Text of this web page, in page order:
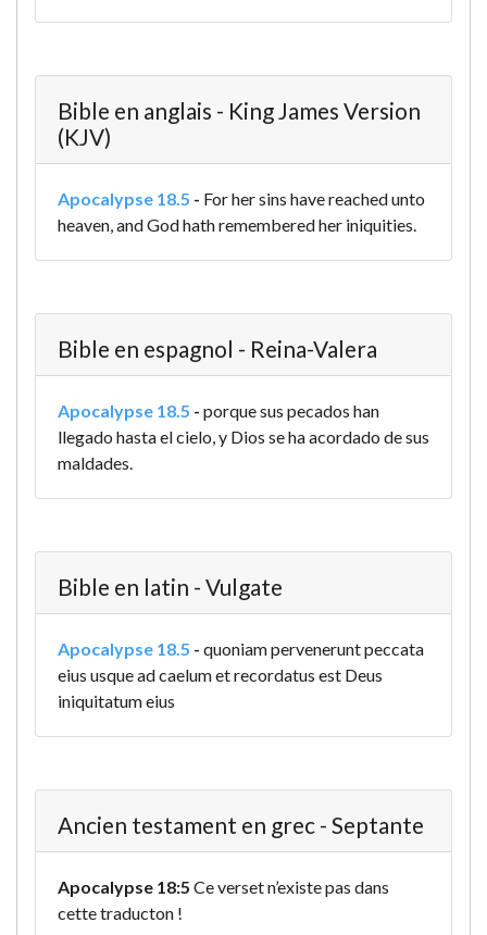
Bible en anglais - King James Version
(KJV)
Apocalypse 18.5 - For her sins have reached unto
heaven, and God hath remembered her iniquities.
Bible en espagnol - Reina-Valera
Apocalypse 18.5 - porque sus pecados han
llegado hasta el cielo, y Dios se ha acordado de sus
maldades.
Bible en latin - Vulgate
Apocalypse 18.5 - quoniam pervenerunt peccata
eius usque ad caelum et recordatus est Deus
iniquitatum eius
Ancien testament en grec - Septante
Apocalypse 18:5 Ce verset n’existe pas dans
cette traducton !